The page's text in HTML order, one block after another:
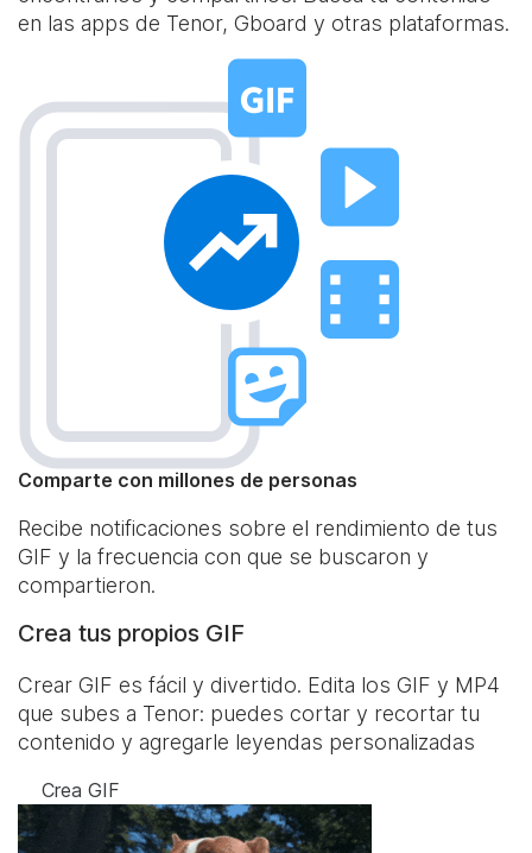
en las apps de Tenor, Gboard y otras plataformas.
Comparte con millones de personas
Recibe notificaciones sobre el rendimiento de tus
GIF y la frecuencia con que se buscaron y
compartieron.
Crea tus propios GIF
Crear GIF es fácil y divertido. Edita los GIF y MP4
que subes a Tenor: puedes cortar y recortar tu
contenido y agregarle leyendas personalizadas
Crea GIF